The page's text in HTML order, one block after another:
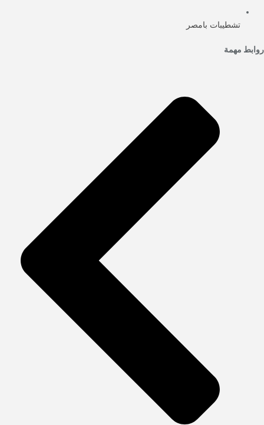
تشطيبات بامصر
روابط مهمة